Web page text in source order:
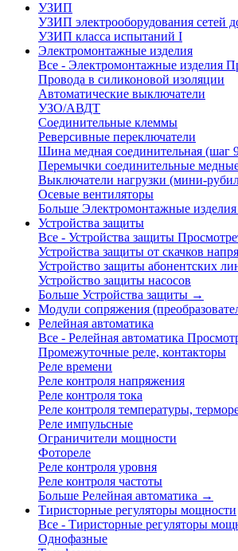
УЗИП
УЗИП электрооборудования сетей
УЗИП клaссa испытаний I
Электромонтажные изделия
Все - Электромонтажные изделия
Провода в силиконовой изоляции
Автоматические выключатели
УЗО/АВДТ
Соединительные клеммы
Реверсивные переключатели
Шина медная соединительная (шаг
Перемычки соединительные
Выключатели нагрузки (мини-
Осевые вентиляторы
Больше Электромонтажные изделия
Устройства защиты
Все - Устройства защиты
Устройства защиты от скачков
Устройство защиты абонентских
Устройство защиты насосов
Больше Устройства защиты →
Модули сопряжения
Релейная автоматика
Все - Релейная автоматика
Промежуточные реле, контакторы
Реле времени
Реле контроля напряжения
Реле контроля тока
Реле контроля температуры,
Реле импульсные
Ограничители мощности
Фотореле
Реле контроля уровня
Реле контроля частоты
Больше Релейная автоматика →
Тиристорные регуляторы мощности
Все - Тиристорные регуляторы
Однофазные